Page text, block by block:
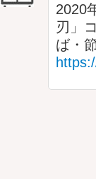
2020
刃」
ば・